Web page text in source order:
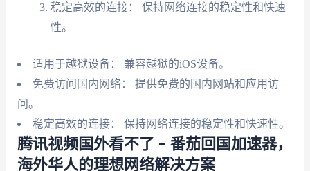
稳定高效的连接： 保持网络连接的稳定性和快速
性。
适用于越狱设备： 兼容越狱的iOS设备。
免费访问国内网络： 提供免费的国内网站和应用访
问。
稳定高效的连接： 保持网络连接的稳定性和快速性。
腾讯视频国外看不了 – 番茄回国加速器，
海外华人的理想网络解决方案